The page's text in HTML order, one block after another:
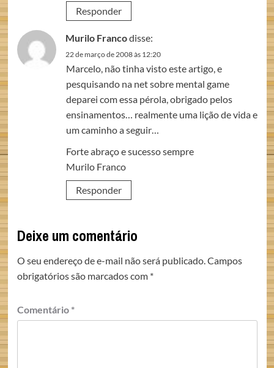
Responder
Murilo Francodisse:
22 de março de 2008 às 12:20
Marcelo, não tinha visto este artigo, e
pesquisando na net sobre mental game
deparei com essa pérola, obrigado pelos
ensinamentos… realmente uma lição de vida e
um caminho a seguir…
Forte abraço e sucesso sempre
Murilo Franco
Responder
Deixe um comentário
O seu endereço de e-mail não será publicado.Campos
obrigatórios são marcados com *
Comentário *